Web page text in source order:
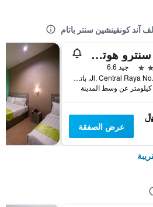
آند كونفينشين سنتر باتام
ذا سنترو هوتل آند ريزيدانس باي أورتشاردز
جيد 6.6
Jl. Central Raya No. 08, باتام كوتا, إندونيسيا
عرض الصفقة